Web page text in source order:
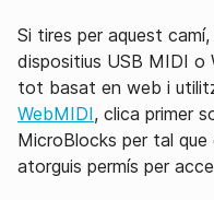
Si tires per aquest
dispositius USB MIDI o
tot basat en web i
WebMIDI, clica primer
MicroBlocks per tal
atorguis permís per